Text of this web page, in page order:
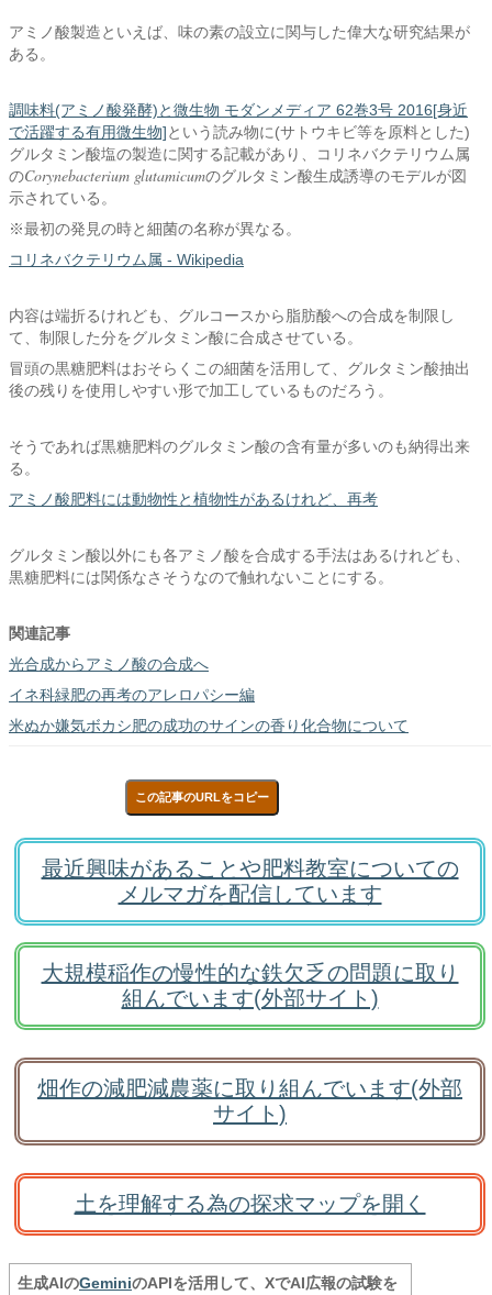
アミノ酸製造といえば、味の素の設立に関与した偉大な研究結果が
ある。
調味料(アミノ酸発酵)と微生物 モダンメディア 62巻3号 2016[身近
で活躍する有用微生物]という読み物に(サトウキビ等を原料とした)
グルタミン酸塩の製造に関する記載があり、コリネバクテリウム属
のCorynebacterium glutamicumのグルタミン酸生成誘導のモデルが図
示されている。
※最初の発見の時と細菌の名称が異なる。
コリネバクテリウム属 - Wikipedia
内容は端折るけれども、グルコースから脂肪酸への合成を制限し
て、制限した分をグルタミン酸に合成させている。
冒頭の黒糖肥料はおそらくこの細菌を活用して、グルタミン酸抽出
後の残りを使用しやすい形で加工しているものだろう。
そうであれば黒糖肥料のグルタミン酸の含有量が多いのも納得出来
る。
アミノ酸肥料には動物性と植物性があるけれど、再考
グルタミン酸以外にも各アミノ酸を合成する手法はあるけれども、
黒糖肥料には関係なさそうなので触れないことにする。
関連記事
光合成からアミノ酸の合成へ
イネ科緑肥の再考のアレロパシー編
米ぬか嫌気ボカシ肥の成功のサインの香り化合物について
この記事のURLをコピー
最近興味があることや肥料教室についての
メルマガを配信しています
大規模稲作の慢性的な鉄欠乏の問題に取り
組んでいます(外部サイト)
畑作の減肥減農薬に取り組んでいます(外部
サイト)
土を理解する為の探求マップを開く
生成AIのGeminiのAPIを活用して、XでAI広報の試験を